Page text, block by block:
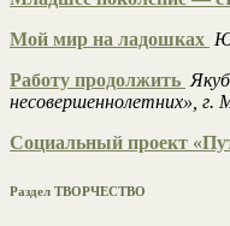
Мой мир на ладошках
Работу продолжить
несовершеннолетних», г.
Социальный проект
Раздел ТВОРЧЕСТВО